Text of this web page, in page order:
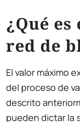
¿Qué es
red de
El valor máximo
del proceso de
descrito
pueden dictar la